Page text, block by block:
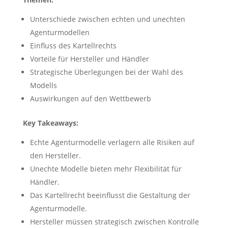
Unterschiede zwischen echten und unechten
Agenturmodellen
Einfluss des Kartellrechts
Vorteile für Hersteller und Händler
Strategische Überlegungen bei der Wahl des
Modells
Auswirkungen auf den Wettbewerb
Key Takeaways:
Echte Agenturmodelle verlagern alle Risiken auf
den Hersteller.
Unechte Modelle bieten mehr Flexibilität für
Händler.
Das Kartellrecht beeinflusst die Gestaltung der
Agenturmodelle.
Hersteller müssen strategisch zwischen Kontrolle